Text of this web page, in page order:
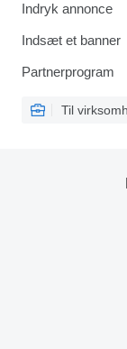
Indryk annonce
Indsæt et banner
Partnerprogram
Til